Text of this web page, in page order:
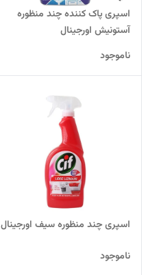
اسپری پاک کننده چند منظوره
آستونیش اورجینال
ناموجود
اسپری چند منظوره سیف اورجینال
ناموجود